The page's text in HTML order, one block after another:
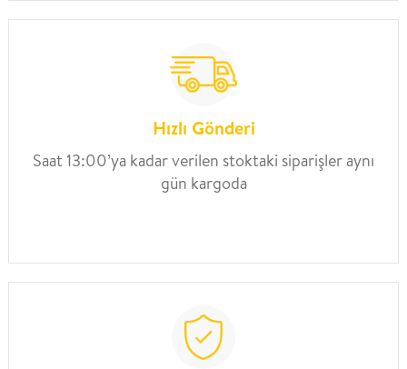
Hızlı Gönderi
Saat 13:00’ya kadar verilen stoktaki siparişler aynı
gün kargoda